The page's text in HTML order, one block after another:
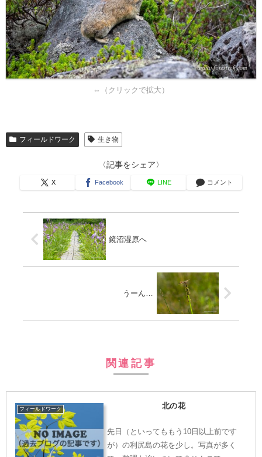
⇔（クリックで拡大）
フィールドワーク 生き物
〈記事をシェア〉
X Facebook LINE コメント
鏡沼湿原へ
うーん…
関連記事
フィールドワーク 北の花
先日（といってももう10日以上前です
が）の利尻島の花を少し。写真が多く